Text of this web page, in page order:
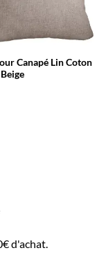
Canapé Lin Coton
d'achat.